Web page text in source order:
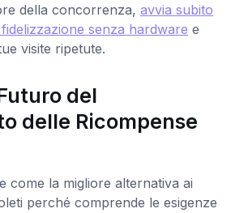
della concorrenza, avvia subito
senza hardware e
visite ripetute.
del
delle Ricompense
come la migliore alternativa ai
perché comprende le esigenze